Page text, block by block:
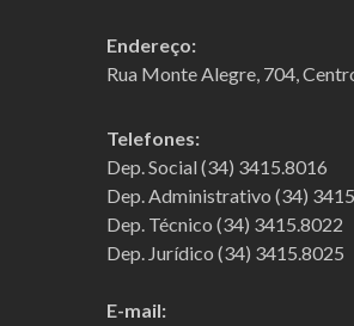
Endereço:
Rua Monte Alegre, 704,
Telefones:
Dep. Social (34) 3415.8016
Dep. Administrativo (34)
Dep. Técnico (34) 3415.8022
Dep. Jurídico (34) 3415.8025
E-mail: